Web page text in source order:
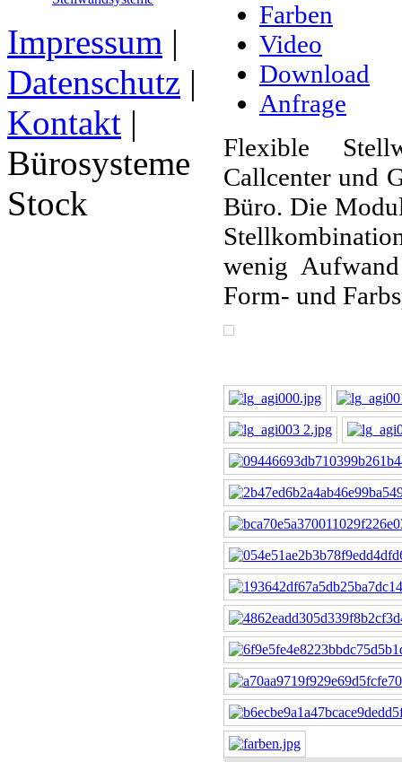
Farben
Video
Download
Anfrage
Flexible
Callcenter und
Büro. Die
wenig
Form- und
Impressum |
Datenschutz |
Kontakt |
Bürosysteme
Stock